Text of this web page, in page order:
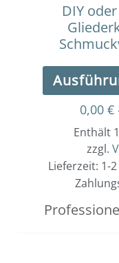
DIY
0,00 €
Enthält
zzgl.
Lieferzeit: 1-